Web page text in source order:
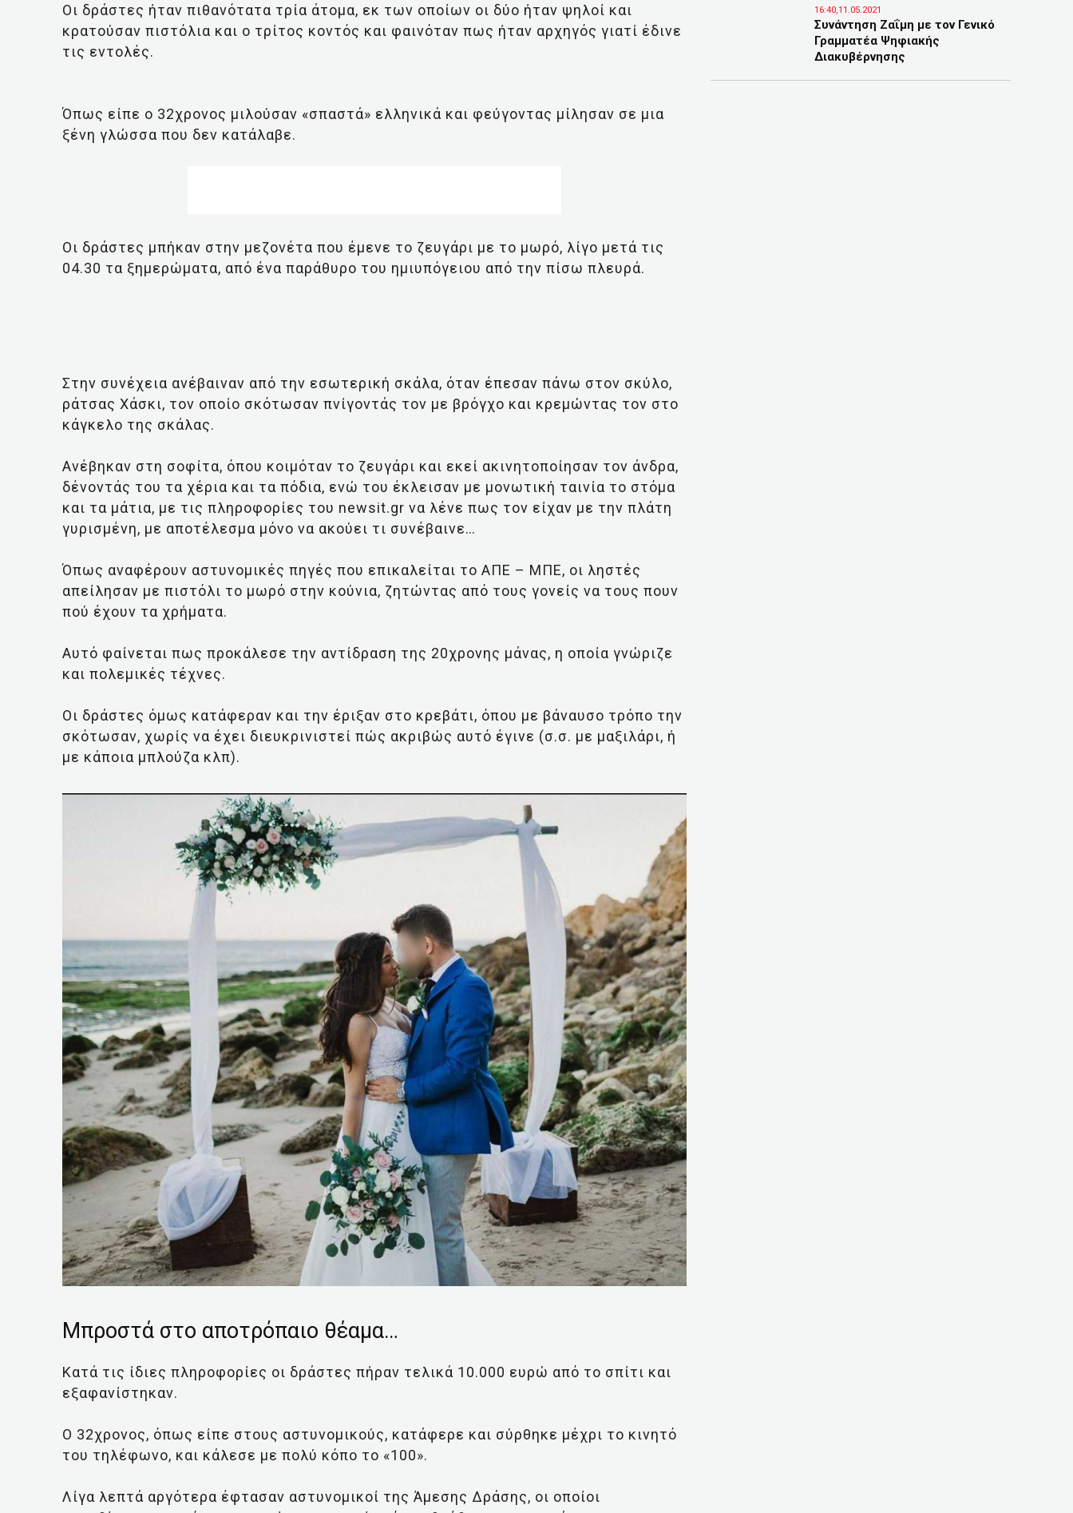
Οι δράστες ήταν πιθανότατα τρία άτομα, εκ των οποίων οι δύο ήταν ψηλοί και
κρατούσαν πιστόλια και ο τρίτος κοντός και φαινόταν πως ήταν αρχηγός γιατί έδινε
τις εντολές.
Όπως είπε ο 32χρονος μιλούσαν «σπαστά» ελληνικά και φεύγοντας μίλησαν σε μια
ξένη γλώσσα που δεν κατάλαβε.
Οι δράστες μπήκαν στην μεζονέτα που έμενε το ζευγάρι με το μωρό, λίγο μετά τις
04.30 τα ξημερώματα, από ένα παράθυρο του ημιυπόγειου από την πίσω πλευρά.
Στην συνέχεια ανέβαιναν από την εσωτερική σκάλα, όταν έπεσαν πάνω στον σκύλο,
ράτσας Χάσκι, τον οποίο σκότωσαν πνίγοντάς τον με βρόγχο και κρεμώντας τον στο
κάγκελο της σκάλας.
Ανέβηκαν στη σοφίτα, όπου κοιμόταν το ζευγάρι και εκεί ακινητοποίησαν τον άνδρα,
δένοντάς του τα χέρια και τα πόδια, ενώ του έκλεισαν με μονωτική ταινία το στόμα
και τα μάτια, με τις πληροφορίες του newsit.gr να λένε πως τον είχαν με την πλάτη
γυρισμένη, με αποτέλεσμα μόνο να ακούει τι συνέβαινε…
Όπως αναφέρουν αστυνομικές πηγές που επικαλείται το ΑΠΕ – ΜΠΕ, οι ληστές
απείλησαν με πιστόλι το μωρό στην κούνια, ζητώντας από τους γονείς να τους πουν
πού έχουν τα χρήματα.
Αυτό φαίνεται πως προκάλεσε την αντίδραση της 20χρονης μάνας, η οποία γνώριζε
και πολεμικές τέχνες.
Οι δράστες όμως κατάφεραν και την έριξαν στο κρεβάτι, όπου με βάναυσο τρόπο την
σκότωσαν, χωρίς να έχει διευκρινιστεί πώς ακριβώς αυτό έγινε (σ.σ. με μαξιλάρι, ή
με κάποια μπλούζα κλπ).
Μπροστά στο αποτρόπαιο θέαμα…
Κατά τις ίδιες πληροφορίες οι δράστες πήραν τελικά 10.000 ευρώ από το σπίτι και
εξαφανίστηκαν.
Ο 32χρονος, όπως είπε στους αστυνομικούς, κατάφερε και σύρθηκε μέχρι το κινητό
του τηλέφωνο, και κάλεσε με πολύ κόπο το «100».
Λίγα λεπτά αργότερα έφτασαν αστυνομικοί της Άμεσης Δράσης, οι οποίοι
16:40,11.05.2021
Συνάντηση Ζαΐμη με τον Γενικό
Γραμματέα Ψηφιακής
Διακυβέρνησης